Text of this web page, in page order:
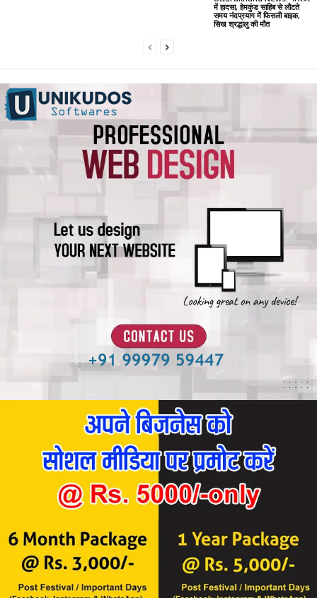
में हादसा, हेमकुंड साहिब से लौटते
समय नंदप्रयाग में फिसली बाइक,
सिख श्रद्धालु की मौत